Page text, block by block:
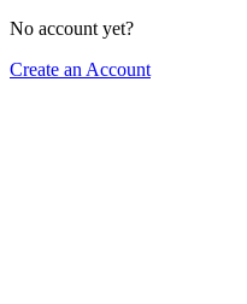
No account yet?
Create an Account